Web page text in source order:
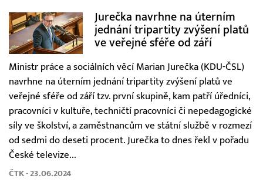
Jurečka navrhne na úterním
jednání tripartity zvýšení platů
ve veřejné sféře od září
Ministr práce a sociálních věcí Marian Jurečka (KDU-ČSL)
navrhne na úterním jednání tripartity zvýšení platů ve
veřejné sféře od září tzv. první skupině, kam patří úředníci,
pracovníci v kultuře, techničtí pracovníci či nepedagogické
síly ve školství, a zaměstnancům ve státní službě v rozmezí
od sedmi do deseti procent. Jurečka to dnes řekl v pořadu
České televize...
ČTK - 23.06.2024